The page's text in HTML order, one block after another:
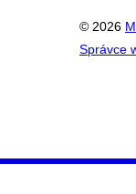
© 2026
Správce